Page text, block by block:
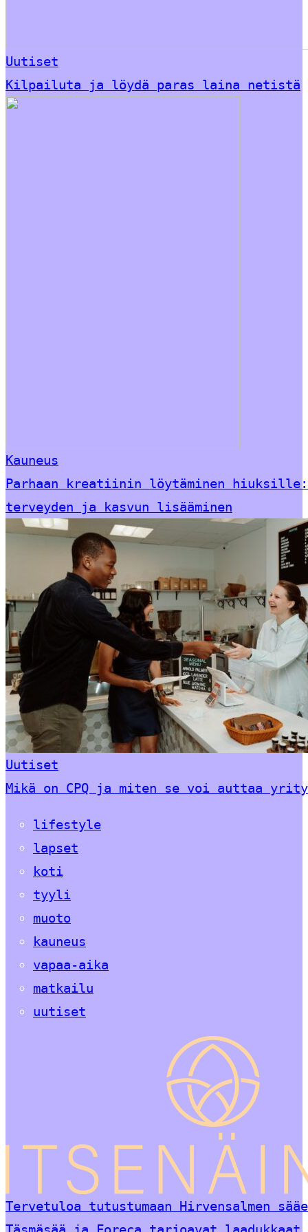
Uutiset
Kilpailuta ja löydä paras laina netistä
Kauneus
Parhaan kreatiinin löytäminen
terveyden ja kasvun lisääminen
Uutiset
Mikä on CPQ ja miten se voi auttaa
lifestyle
lapset
koti
tyyli
muoto
kauneus
vapaa-aika
matkailu
uutiset
Tervetuloa tutustumaan Hirvensalmen